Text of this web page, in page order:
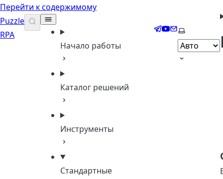
Перейти к содержимому
Puzzle
RPA
Начало работы
Каталог решений
Инструменты
Стандартные
Telegram
YouTube
EmailВыберите